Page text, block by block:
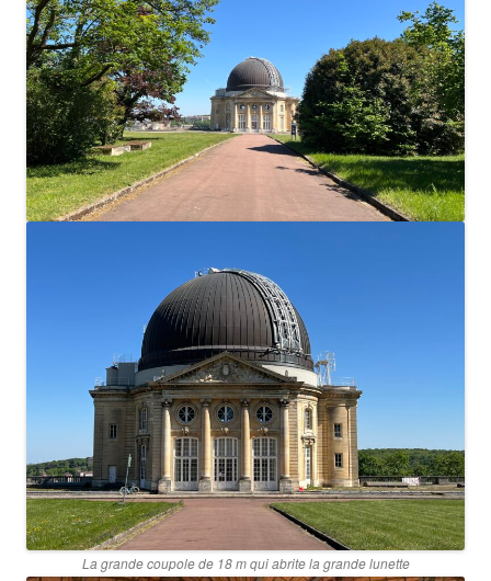
La grande coupole de 18 m qui abrite la grande lunette